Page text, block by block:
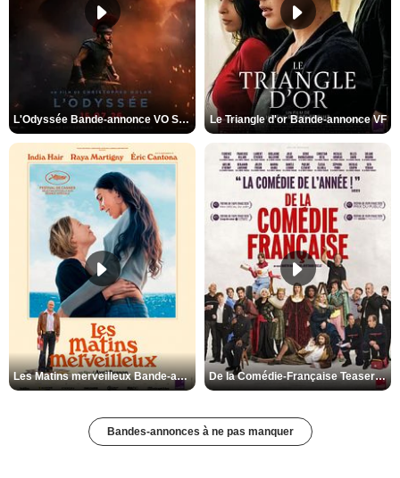
L'Odyssée Bande-annonce VO STFR Le Triangle d'or Bande-annonce VF
Les Matins merveilleux Bande-annonce VF De la Comédie-Française Teaser VF
Bandes-annonces à ne pas manquer